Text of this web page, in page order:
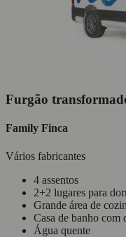
Furgão
Family Finca
Vários fabricantes
4 assentos
2+2 lugares para
Grande área de
Casa de banho com
Água quente